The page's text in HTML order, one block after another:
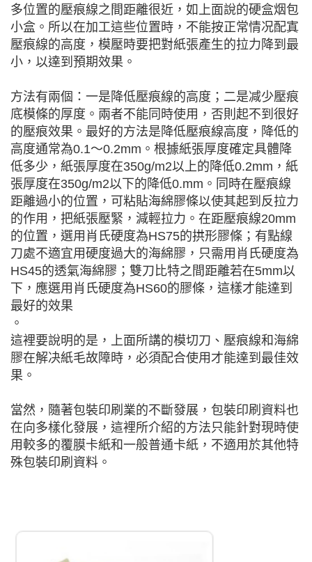
多位置的壓痕線之間距離很近，如上面說的硬盒烟包
小盒。所以在加工這些位置時，不能按正常情况配寘
壓痕線的高度，模壓時要把對紙張產生的拉力降到最
小，以達到預期效果。
方法有兩個：一是降低壓痕線的高度；二是减少壓痕
底模條的厚度。兩者不能同時使用，否則起不到很好
的壓痕效果。最好的方法是降低壓痕線高度，降低的
高度通常為0.1～0.2mm。根據紙張厚度確定具體降
低多少，紙張厚度在350g/m2以上的降低0.2mm，紙
張厚度在350g/m2以下的降低0.mm。同時在壓痕線
距離過小的位置，可粘貼海綿膠條以使其起到反拉力
的作用，把紙張壓緊，減輕拉力。在距壓痕線20mm
的位置，選用肖氏硬度為HS75的拱形膠條；有點線
刀處不適宜用硬度過大的海綿膠，只需用肖氏硬度為
HS45的透氣海綿膠；雙刀比特之間距離若在5mm以
下，應選用肖氏硬度為HS60的膠條，這樣才能達到
最好的效果
。
這裡要說明的是，上面所講的模切刀、壓痕線和海綿
膠在解决紙毛故障時，必須配合使用才能達到最佳效
果。
當然，隨著包裝印刷業的不斷發展，包裝印刷資料也
在向多樣化發展，這裡所介紹的方法只能針對現時使
用較多的覆膜卡紙和一般普通卡紙，不適用於其他特
殊包裝印刷資料。